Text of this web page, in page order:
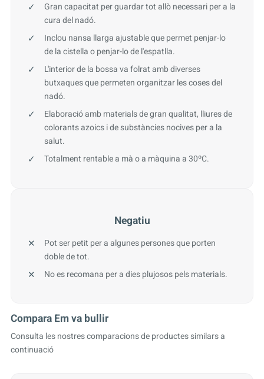
Gran capacitat per guardar tot allò necessari per a la
cura del nadó.
Inclou nansa llarga ajustable que permet penjar-lo
de la cistella o penjar-lo de l'espatlla.
L'interior de la bossa va folrat amb diverses
butxaques que permeten organitzar les coses del
nadó.
Elaboració amb materials de gran qualitat, lliures de
colorants azoics i de substàncies nocives per a la
salut.
Totalment rentable a mà o a màquina a 30ºC.
Negatiu
Pot ser petit per a algunes persones que porten
doble de tot.
No es recomana per a dies plujosos pels materials.
Compara Em va bullir
Consulta les nostres comparacions de productes similars a
continuació